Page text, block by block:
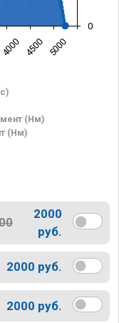
(Нм)
(Нм)
4000 4500 5000
0
2000
руб.
2000 руб.
2000 руб.